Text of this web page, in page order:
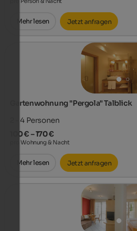
Mehr lesen Jetzt anfragen
Gartenwohnung "Pergola" Talblick
2 - 4 Personen
100 € – 170 €
pro Wohnung & Nacht
Mehr lesen Jetzt anfragen